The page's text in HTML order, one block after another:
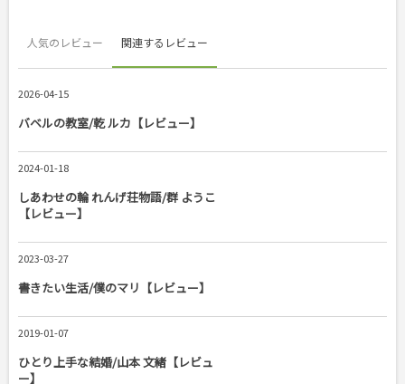
人気のレビュー 関連するレビュー
2026-04-15
バベルの教室/乾 ルカ【レビュー】
2024-01-18
しあわせの輪 れんげ荘物語/群 ようこ
【レビュー】
2023-03-27
書きたい生活/僕のマリ【レビュー】
2019-01-07
ひとり上手な結婚/山本 文緒【レビュ
ー】